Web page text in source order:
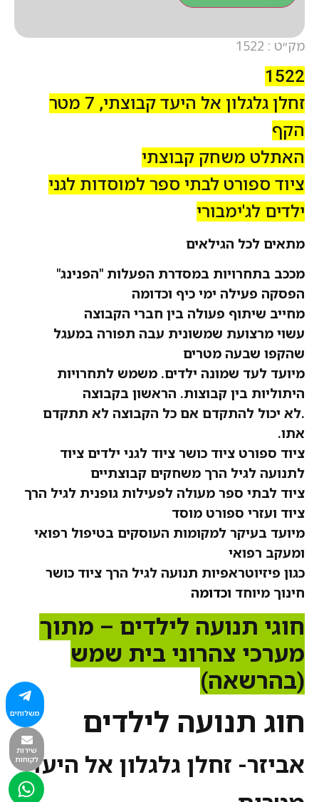
מק״ט : 1522
1522
זחלן גלגלון אל היעד קבוצתי, 7 מטר
הקף
האתלט משחק קבוצתי
ציוד ספורט לבתי ספר למוסדות לגני
ילדים לג'ימבורי
מתאים לכל הגילאים
מככב בתחרויות במסדרת הפעלות "הפנינג"
הפסקה פעילה ימי כיף וכדומה
מחייב שיתוף פעולה בין חברי הקבוצה
עשוי מרצועת שמשונית עבה תפורה במעגל
שהקפו שבעה מטרים
מיועד לעד שמונה ילדים. משמש לתחרויות
היתוליות בין קבוצות. הראשון בקבוצה
.לא יכול להתקדם אם כל הקבוצה לא תתקדם
אתו.
ציוד ספורט ציוד כושר ציוד לגני ילדים ציוד
לתנועה לגיל הרך משחקים קבוצתיים
ציוד לבתי ספר מעולה לפעילות גופנית לגיל הרך
ציוד ועזרי ספורט מוסד
מיועד בעיקר למקומות העוסקים בטיפול רפואי
ומעקב רפואי
כגון פיזיוטראפיות תנועה לגיל הרך ציוד כושר
חינוך מיוחד וכדומה
חוגי תנועה לילדים – מתוך
מערכי צהרוני בית שמש
(בהרשאה)
חוג תנועה לילדים
אביזר- זחלן גלגלון אל היעד
משלוחים
שירות
לקוחות